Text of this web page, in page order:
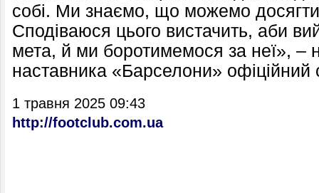
собі. Ми знаємо, що можемо
Сподіваюся цього вистачить, аби
мета, й ми боротимемося за неї», –
наставника «Барселони»
1 травня 2025 09:43
http://footclub.com.ua